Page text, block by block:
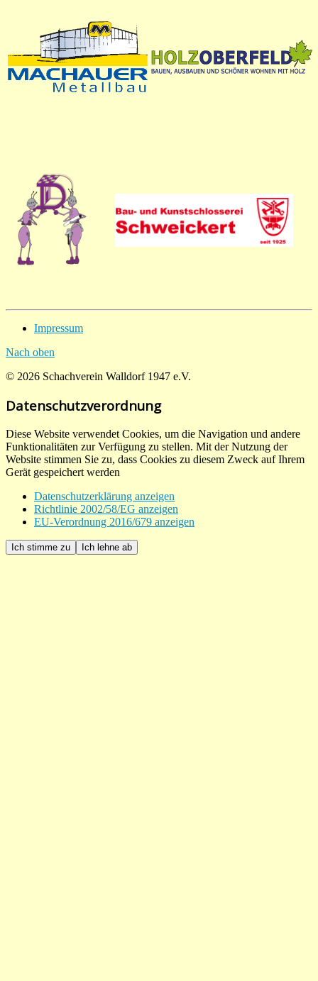
Impressum
Nach oben
© 2026 Schachverein Walldorf 1947 e.V.
Datenschutzverordnung
Diese Website verwendet Cookies, um die Navigation und andere
Funktionalitäten zur Verfügung zu stellen. Mit der Nutzung der
Website stimmen Sie zu, dass Cookies zu diesem Zweck auf Ihrem
Gerät gespeichert werden
Datenschutzerklärung anzeigen
Richtlinie 2002/58/EG anzeigen
EU-Verordnung 2016/679 anzeigen
Ich stimme zu Ich lehne ab